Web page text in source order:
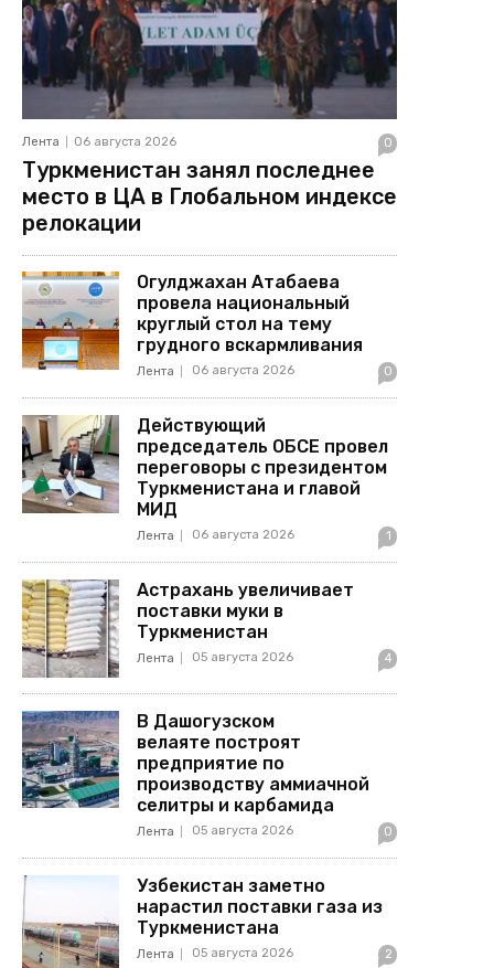
Лента 06 августа 2026 0
Туркменистан занял последнее
место в ЦА в Глобальном индексе
релокации
Огулджахан Атабаева
провела национальный
круглый стол на тему
грудного вскармливания
Лента 06 августа 2026 0
Действующий
председатель ОБСЕ провел
переговоры с президентом
Туркменистана и главой
МИД
Лента 06 августа 2026 1
Астрахань увеличивает
поставки муки в
Туркменистан
Лента 05 августа 2026 4
В Дашогузском
велаяте построят
предприятие по
производству аммиачной
селитры и карбамида
Лента 05 августа 2026 0
Узбекистан заметно
нарастил поставки газа из
Туркменистана
Лента 05 августа 2026 2